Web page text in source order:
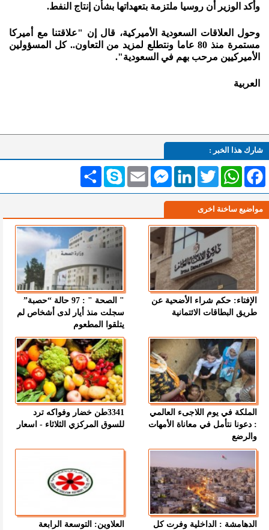
وأكد الوزير أن روسيا ملتزمة بتعهداتها بشأن إنتاج النفط.
وحول العلاقات السعودية الأميركية، قال إن "علاقتنا مع أميركا
مستمرة منذ 80 عاما ونتطلع لمزيد من التعاون.. كل المسؤولين
الأميركيين مرحب بهم في السعودية".
العربية
شارك هذا الخبر :
انشر Skype Email
MessengerLinkedInTwitterWhatsAppFacebook
مواضيع ساخنة اخرى
الإفتاء: حكم شراء الأضحية عن
طريق البطاقات الائتمانية
" الصحة " : 97 حالة “حصبة”
سجلت منذ أيار لدى أشخاص لم
يتلقوا المطعوم
الملكة في يوم اللاجىء العالمي
: دعونا نتأمل في معاناة الأمهات
والرضع
3341طن خضار وفواكه ترد
للسوق المركزي الثلاثاء - اسعار
الدهامشة : الداخلية وفرت كل
العلاوين: التوسعة الرابعة